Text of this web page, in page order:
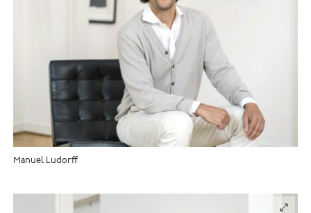
Manuel Ludorff